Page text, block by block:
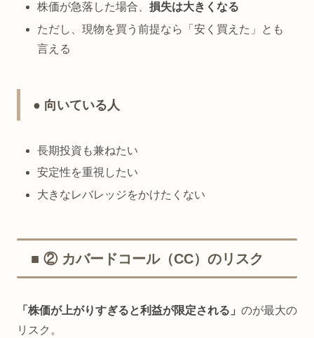
株価が急落した場合、損失は大きくなる
ただし、現物を買う前提なら「安く買えた」とも
言える
● 向いている人
長期投資も兼ねたい
安定性を重視したい
大きなレバレッジをかけたくない
■ ② カバードコール（CC）のリスク
「株価が上がりすぎると利益が限定される」 のが最大の
リスク。